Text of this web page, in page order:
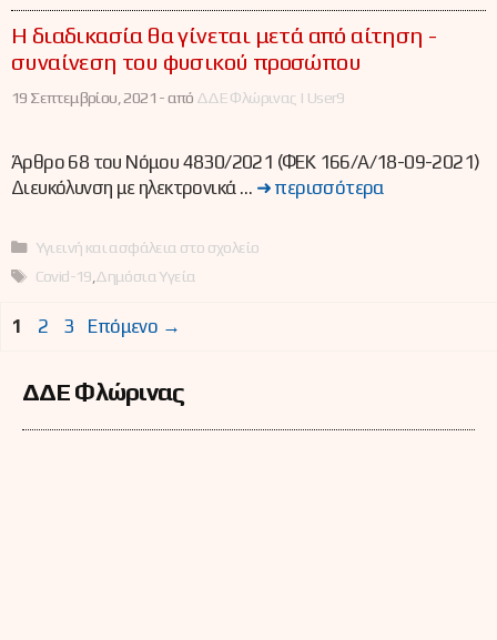
Η διαδικασία θα γίνεται μετά από αίτηση -
συναίνεση του φυσικού προσώπου
19 Σεπτεμβρίου, 2021 -από ΔΔΕ Φλώρινας | User9
Άρθρο 68 του Νόμου 4830/2021 (ΦΕΚ 166/Α/18-09-2021)
Διευκόλυνση με ηλεκτρονικά … ➜ περισσότερα
Κατηγορίες
Υγιεινή και ασφάλεια στο σχολείο
Ετικέτες
Covid-19 Δημόσια Υγεία
Σελίδα
1 Σελίδα
2 Σελίδα
3 Επόμενο →
ΔΔΕ Φλώρινας